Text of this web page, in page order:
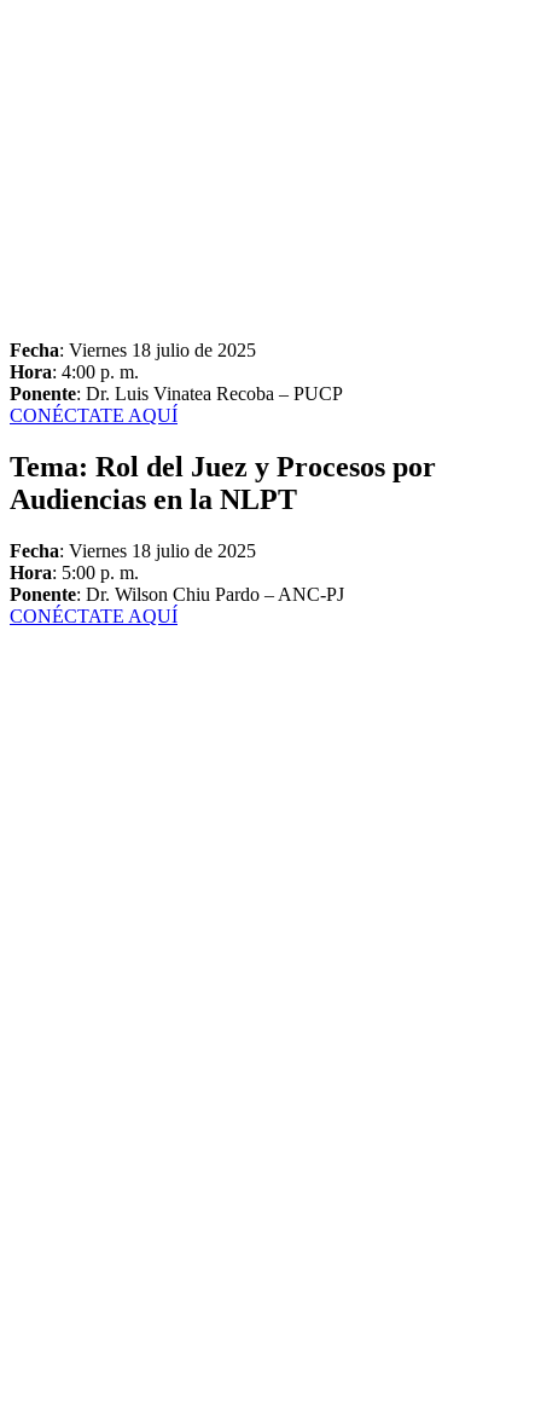
Fecha: Viernes 18 julio de 2025
Hora: 4:00 p. m.
Ponente: Dr. Luis Vinatea Recoba – PUCP
CONÉCTATE AQUÍ
Tema: Rol del Juez y Procesos por
Audiencias en la NLPT
Fecha: Viernes 18 julio de 2025
Hora: 5:00 p. m.
Ponente: Dr. Wilson Chiu Pardo – ANC-PJ
CONÉCTATE AQUÍ